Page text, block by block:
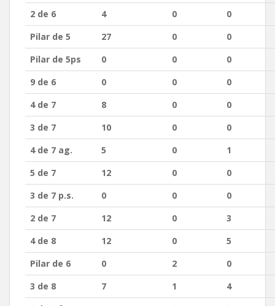
2 de 6
4 0
0
Pilar de 5
27 0
0
Pilar de 5ps
0 0
0
9 de 6
0 0
0
4 de 7
8 0
0
3 de 7
10 0
0
4 de 7 ag.
5 0
1
5 de 7
12 0
0
3 de 7 p.s.
0 0
0
2 de 7
12 0
3
4 de 8
12 0
5
Pilar de 6
0 2
0
3 de 8
7 1
4